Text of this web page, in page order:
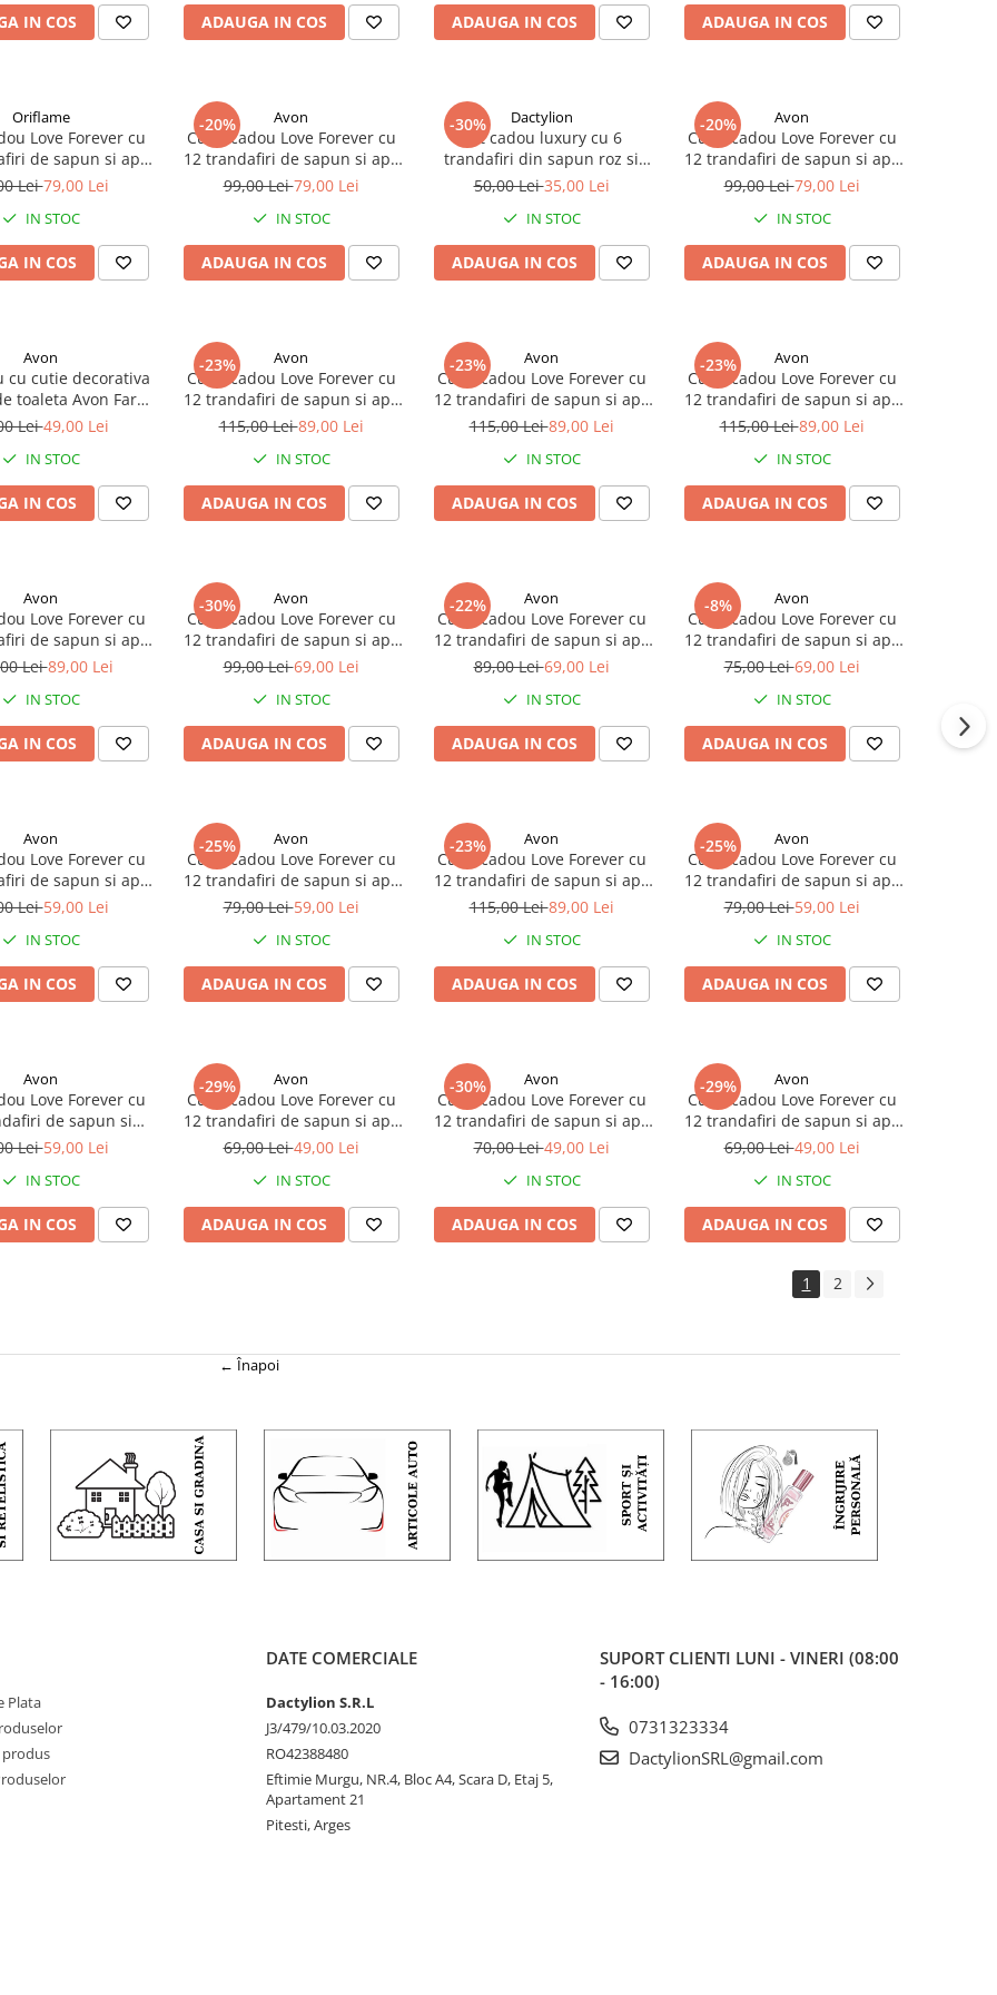
IN COS ADAUGA IN COS ADAUGA IN COS ADAUGA IN COS
Oriflame
Love Forever cu
de sapun si apa
Avon Rare Onyx
ambrat, cadou
si rafinat
Lei79,00 Lei
IN STOC
IN COS
-20% Avon
Cutie cadou Love Forever cu
12 trandafiri de sapun si apa
de parfum Avon Rare Gold
floral-oriental ambrat, cadou
elegant si rafinat
99,00 Lei79,00 Lei
IN STOC
ADAUGA IN COS
-30% Dactylion
Set cadou luxury cu 6
trandafiri din sapun roz si
bratara decorativa, cutie
punga cadou
50,00 Lei35,00 Lei
IN STOC
ADAUGA IN COS
-20% Avon
Cutie cadou Love Forever cu
12 trandafiri de sapun si apa
de toaleta Avon Today
femei 30 ml
99,00 Lei79,00 Lei
IN STOC
ADAUGA IN COS
Avon
cu cutie decorativa
toaleta Avon Far
Glamour 30 ml
Lei49,00 Lei
IN STOC
IN COS
-23% Avon
Cutie cadou Love Forever cu
12 trandafiri de sapun si apa
de parfum Avon Far Away
cadou elegant si rafinat
115,00 Lei89,00 Lei
IN STOC
ADAUGA IN COS
-23% Avon
Cutie cadou Love Forever cu
12 trandafiri de sapun si apa
de parfum Avon Far Away
elegant si rafinat
115,00 Lei89,00 Lei
IN STOC
ADAUGA IN COS
-23% Avon
Cutie cadou Love Forever cu
12 trandafiri de sapun si apa
de parfum Avon Far Away
cadou elegant si rafinat
115,00 Lei89,00 Lei
IN STOC
ADAUGA IN COS
Avon
Love Forever cu
de sapun si apa
Avon Far Away
elegant si rafinat
Lei89,00 Lei
IN STOC
IN COS
-30% Avon
Cutie cadou Love Forever cu
12 trandafiri de sapun si apa
de parfum Avon Little Black
femei 50 ml, cadou elegant si
rafinat
99,00 Lei69,00 Lei
IN STOC
ADAUGA IN COS
-22% Avon
Cutie cadou Love Forever cu
12 trandafiri de sapun si apa
de parfum Avon Little Black
cadou elegant si rafinat
89,00 Lei69,00 Lei
IN STOC
ADAUGA IN COS
-8% Avon
Cutie cadou Love Forever cu
12 trandafiri de sapun si apa
de toaleta Avon Imary Queen
elegant si rafinat
75,00 Lei69,00 Lei
IN STOC
ADAUGA IN COS
Avon
Love Forever cu
de sapun si apa
Avon Imari Corset
si rafinat
Lei59,00 Lei
IN STOC
IN COS
-25% Avon
Cutie cadou Love Forever cu
12 trandafiri de sapun si apa
de toaleta Avon Imari
cadou elegant si rafinat
79,00 Lei59,00 Lei
IN STOC
ADAUGA IN COS
-23% Avon
Cutie cadou Love Forever cu
12 trandafiri de sapun si apa
de toaleta Avon Far Away
cadou elegant si rafinat
115,00 Lei89,00 Lei
IN STOC
ADAUGA IN COS
-25% Avon
Cutie cadou Love Forever cu
12 trandafiri de sapun si apa
de parfum Avon Attraction
elegant si rafinat
79,00 Lei59,00 Lei
IN STOC
ADAUGA IN COS
Avon
Love Forever cu
de sapun si
Far Away Beyond
elegant si rafinat
Lei59,00 Lei
IN STOC
IN COS
-29% Avon
Cutie cadou Love Forever cu
12 trandafiri de sapun si apa
de parfum Avon Little Black
cadou elegant si rafinat
69,00 Lei49,00 Lei
IN STOC
ADAUGA IN COS
-30% Avon
Cutie cadou Love Forever cu
12 trandafiri de sapun si apa
de parfum Avon Far Away
cadou elegant si rafinat
70,00 Lei49,00 Lei
IN STOC
ADAUGA IN COS
-29% Avon
Cutie cadou Love Forever cu
12 trandafiri de sapun si apa
de toaleta Avon Imari Eclipse
elegant si rafinat
69,00 Lei49,00 Lei
IN STOC
ADAUGA IN COS
1 2
← Înapoi
Plata
produs
DATE COMERCIALE
Dactylion S.R.L
J3/479/10.03.2020
RO42388480
Eftimie Murgu, NR.4, Bloc A4, Scara D, Etaj 5,
Apartament 21
Pitesti, Arges
SUPORT CLIENTI LUNI - VINERI (08:00
- 16:00)
0731323334
DactylionSRL@gmail.com